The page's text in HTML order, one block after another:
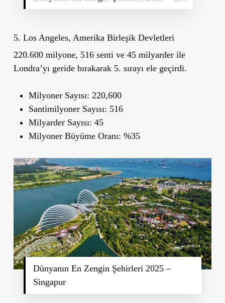
5. Los Angeles, Amerika Birleşik Devletleri
220.600 milyone, 516 senti ve 45 milyarder ile
Londra’yı geride bırakarak 5. sırayı ele geçirdi.
Milyoner Sayısı: 220,600
Santimilyoner Sayısı: 516
Milyarder Sayısı: 45
Milyoner Büyüme Oranı: %35
Dünyanın En Zengin Şehirleri 2025 –
Singapur